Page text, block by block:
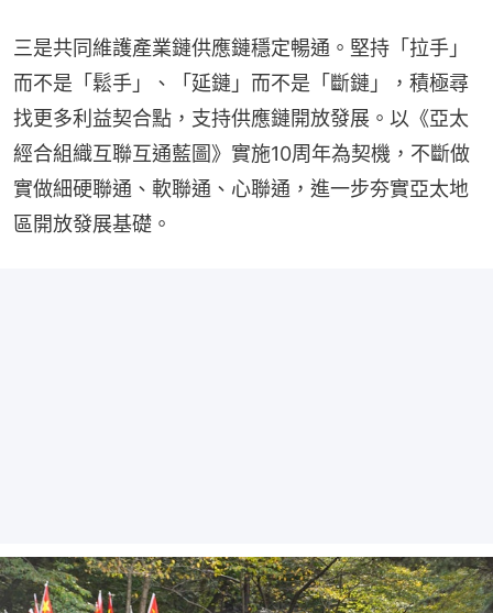
三是共同維護產業鏈供應鏈穩定暢通。堅持「拉手」
而不是「鬆手」、「延鏈」而不是「斷鏈」，積極尋
找更多利益契合點，支持供應鏈開放發展。以《亞太
經合組織互聯互通藍圖》實施10周年為契機，不斷做
實做細硬聯通、軟聯通、心聯通，進一步夯實亞太地
區開放發展基礎。